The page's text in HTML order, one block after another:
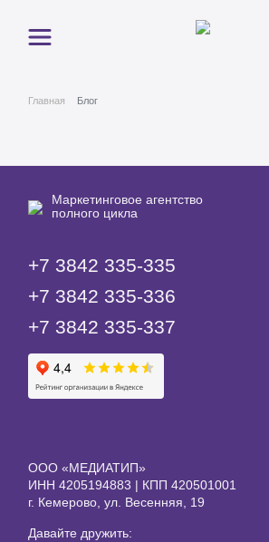
Главная Блог
Маркетинговое агентство
полного цикла
+7 3842 335‑335
+7 3842 335‑336
+7 3842 335‑337
ООО «МЕДИАТИП»
ИНН 4205194883 | КПП 420501001
г. Кемерово, ул. Весенняя, 19
Давайте дружить: